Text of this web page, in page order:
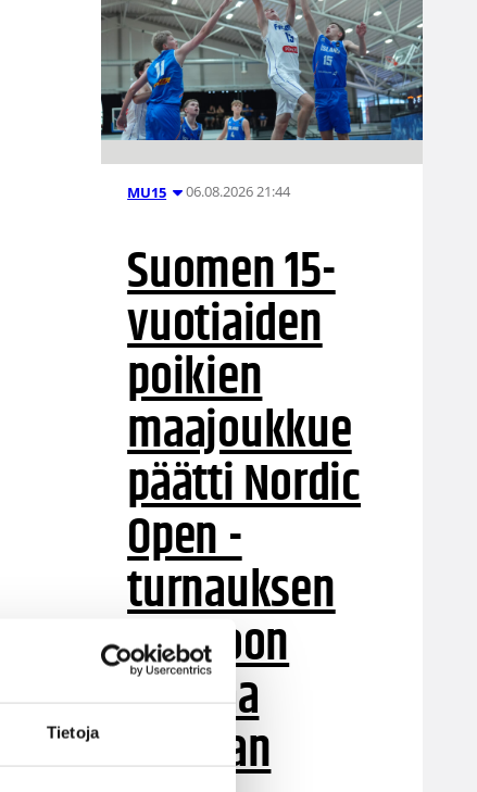
Tietoja
MU15 06.08.2026 21:44
Suomen 15-
vuotiaiden
poikien
maajoukkue
päätti Nordic
Open -
turnauksen
tappioon
Latviaa
vastaan